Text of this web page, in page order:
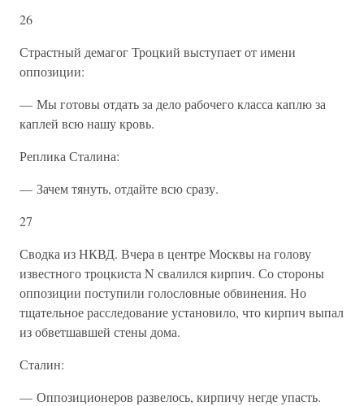
26
Страстный демагог Троцкий выступает от имени
оппозиции:
— Мы готовы отдать за дело рабочего класса каплю за
каплей всю нашу кровь.
Реплика Сталина:
— Зачем тянуть, отдайте всю сразу.
27
Сводка из НКВД. Вчера в центре Москвы на голову
известного троцкиста N свалился кирпич. Со стороны
оппозиции поступили голословные обвинения. Но
тщательное расследование установило, что кирпич выпал
из обветшавшей стены дома.
Сталин:
— Оппозиционеров развелось, кирпичу негде упасть.